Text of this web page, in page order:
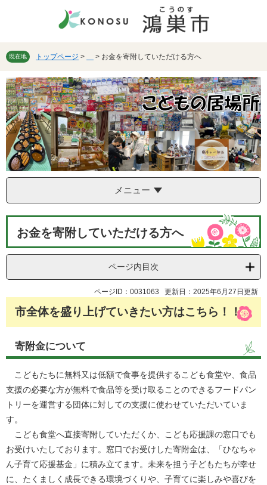
先
で
す。
を
ば
し
て
本
文
現在地 トップページ > > お金を寄附していただける方へ
メニュー
お金を寄附していただける方へ
ページ内目次
ページID：0031063 更新日：2025年6月27日更新
市全体を盛り上げていきたい方はこちら！！
寄附金について
こどもたちに無料又は低額で食事を提供するこども食堂や、食品
支援の必要な方が無料で食品等を受け取ることのできるフードパン
トリーを運営する団体に対しての支援に使わせていただいていま
す。
こども食堂へ直接寄附していただくか、こども応援課の窓口でも
お受けいたしております。窓口でお受けした寄附金は、「ひなちゃ
ん子育て応援基金」に積み立てます。未来を担う子どもたちが幸せ
に、たくましく成長できる環境づくりや、子育てに楽しみや喜びを